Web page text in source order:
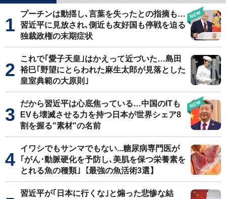
プーチンは動揺し､言葉を失ったとの指摘も…
習近平に見放され､側近も友好国も停戦を迫る
独裁政権の末期症状
これで｢愛子天皇｣はかえって近づいた…島田
裕巳｢野望にとらわれた麻生太郎が見落とした
皇室典範の大原則｣
だから習近平は心底焦っている…中国のITも
EVも壊滅させる力を持つ日本が世界シェア8
割を握る"素材"の名前
イワシでもサンマでもない...糖尿病専門医が
｢がん･動脈硬化を予防し､美肌を保つ栄養素を
とれる魚の種類｣【最強の魚活術3選】
習近平が｢日本に行くな｣と煽った悲惨な結